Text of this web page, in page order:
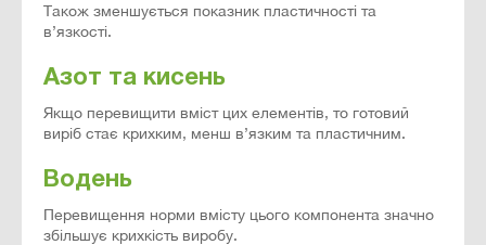
Також зменшується показник пластичності та
в’язкості.
Азот та кисень
Якщо перевищити вміст цих елементів, то готовий
виріб стає крихким, менш в’язким та пластичним.
Водень
Перевищення норми вмісту цього компонента значно
збільшує крихкість виробу.